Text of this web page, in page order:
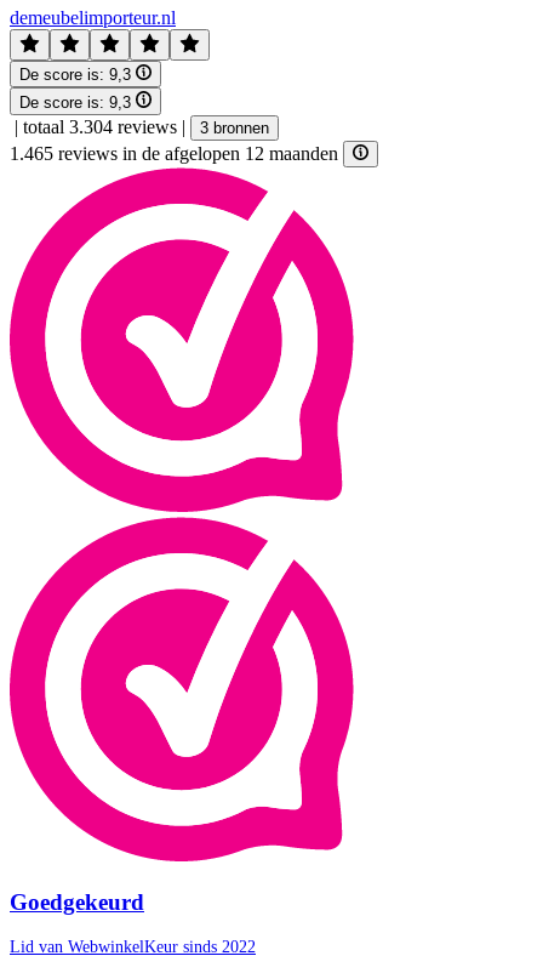
demeubelimporteur.nl
De score is: 9,3
De score is: 9,3
| totaal 3.304 reviews | 3 bronnen
1.465 reviews in de afgelopen 12 maanden
Goedgekeurd
Lid van WebwinkelKeur sinds 2022